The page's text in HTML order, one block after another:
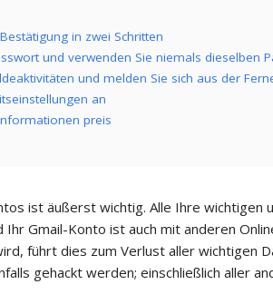
in zwei Schritten
und verwenden Sie niemals dieselben
und melden Sie sich aus der
an
preis
ist äußerst wichtig. Alle Ihre wichtigen
Gmail-Konto ist auch mit anderen
führt dies zum Verlust aller wichtigen
gehackt werden; einschließlich aller